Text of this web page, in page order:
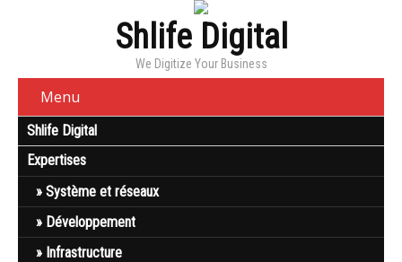
Shlife Digital
We Digitize Your Business
Menu
Shlife Digital
Expertises
Système et réseaux
Développement
Infrastructure